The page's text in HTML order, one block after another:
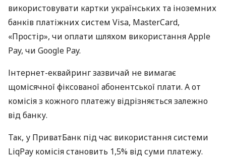
використовувати картки українських та іноземних
банків платіжних систем Visa, MasterCard,
«Простір», чи оплати шляхом використання Apple
Pay, чи Google Pay.
Інтернет-еквайринг зазвичай не вимагає
щомісячної фіксованої абонентської плати. А от
комісія з кожного платежу відрізняється залежно
від банку.
Так, у ПриватБанк під час використання системи
LiqPay комісія становить 1,5% від суми платежу.